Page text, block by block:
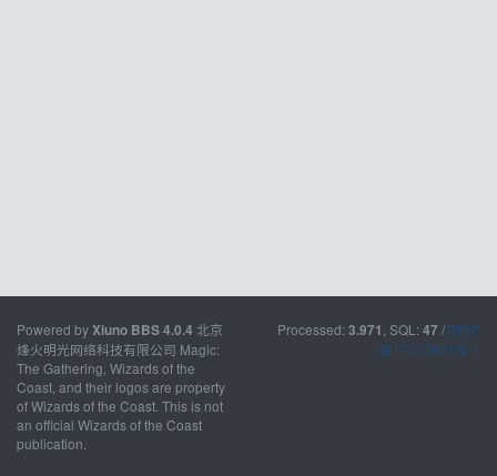
Powered byXiuno BBS4.0.4 北京
烽火明光网络科技有限公司 Magic:
The Gathering, Wizards of the
Coast, and their logos are property
of Wizards of the Coast. This is not
an official Wizards of the Coast
publication.
Processed: 3.971 , SQL: 47 /京ICP
备17070921号-1